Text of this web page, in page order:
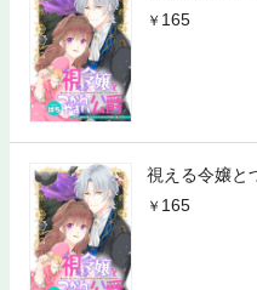
165
視える令嬢
165